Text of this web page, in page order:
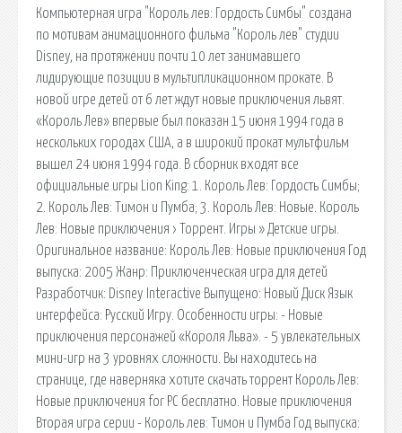
Компьютерная игра "Король лев: Гордость Симбы" создана
по мотивам анимационного фильма "Король лев" студии
Disney, на протяжении почти 10 лет занимавшего
лидирующие позиции в мультипликационном прокате. В
новой игре детей от 6 лет ждут новые приключения львят.
«Король Лев» впервые был показан 15 июня 1994 года в
нескольких городах США, а в широкий прокат мультфильм
вышел 24 июня 1994 года. В сборник входят все
официальные игры Lion King: 1. Король Лев: Гордость Симбы;
2. Король Лев: Тимон и Пумба; 3. Король Лев: Новые. Король
Лев: Новые приключения › Торрент. Игры » Детские игры.
Оригинальное название: Король Лев: Новые приключения Год
выпуска: 2005 Жанр: Приключенческая игра для детей
Разработчик: Disney Interactive Выпущено: Новый Диск Язык
интерфейса: Русский Игру. Особенности игры: - Новые
приключения персонажей «Короля Льва». - 5 увлекательных
мини-игр на 3 уровнях сложности. Вы находитесь на
странице, где наверняка хотите скачать торрент Король Лев:
Новые приключения for PC бесплатно. Новые приключения
Вторая игра серии - Король лев: Тимон и Пумба Год выпуска: